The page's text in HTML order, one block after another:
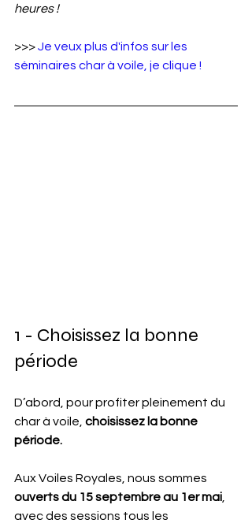
heures !
>>> Je veux plus d'infos sur les
séminaires char à voile, je clique !
1 - Choisissez la bonne
période
D’abord, pour profiter pleinement du
char à voile, choisissez la bonne
période.
Aux Voiles Royales, nous sommes
ouverts du 15 septembre au 1er mai,
avec des sessions tous les